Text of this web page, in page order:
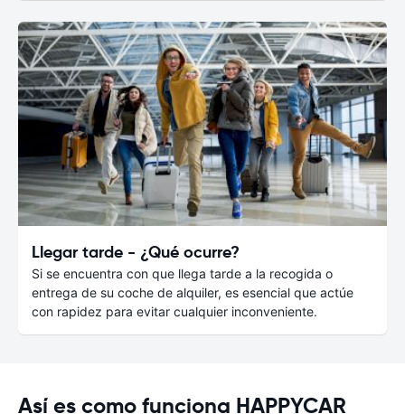
Llegar tarde - ¿Qué ocurre?
Si se encuentra con que llega tarde a la recogida o
entrega de su coche de alquiler, es esencial que actúe
con rapidez para evitar cualquier inconveniente.
Así es como funciona HAPPYCAR